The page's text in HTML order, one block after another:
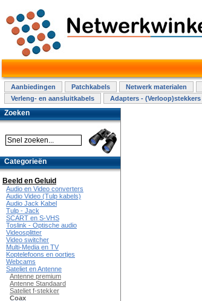
Aanbiedingen Patchkabels Netwerk materialen
Verleng- en aansluitkabels
Adapters - (Verloop)stekkers
Zoeken
Categorieën
Beeld en Geluid
Audio en Video converters
Audio Video (Tulp kabels)
Audio Jack Kabel
Tulp - Jack
SCART en S-VHS
Toslink - Optische audio
Videosplitter
Video switcher
Multi-Media en TV
Koptelefoons en oortjes
Webcams
Sateliet en Antenne
Antenne premium
Antenne Standaard
Sateliet f-stekker
Coax